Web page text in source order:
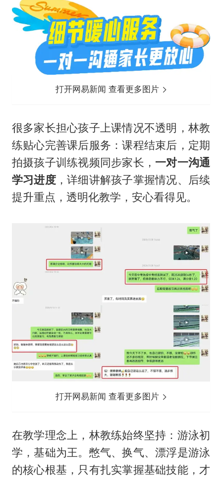
打开网易新闻 查看更多图片
很多家长担心孩子上课情况不透明，林教
练贴心完善课后服务：课程结束后，定期
拍摄孩子训练视频同步家长， 一对一沟通
学习进度，详细讲解孩子掌握情况、后续
提升重点，透明化教学，安心看得见。
打开网易新闻 查看更多图片
在教学理念上，林教练始终坚持：游泳初
学，基础为王。憋气、换气、漂浮是游泳
的核心根基，只有扎实掌握基础技能，才